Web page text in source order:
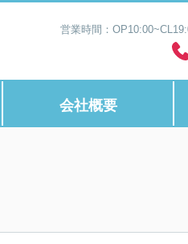
営業時間：
会社概要